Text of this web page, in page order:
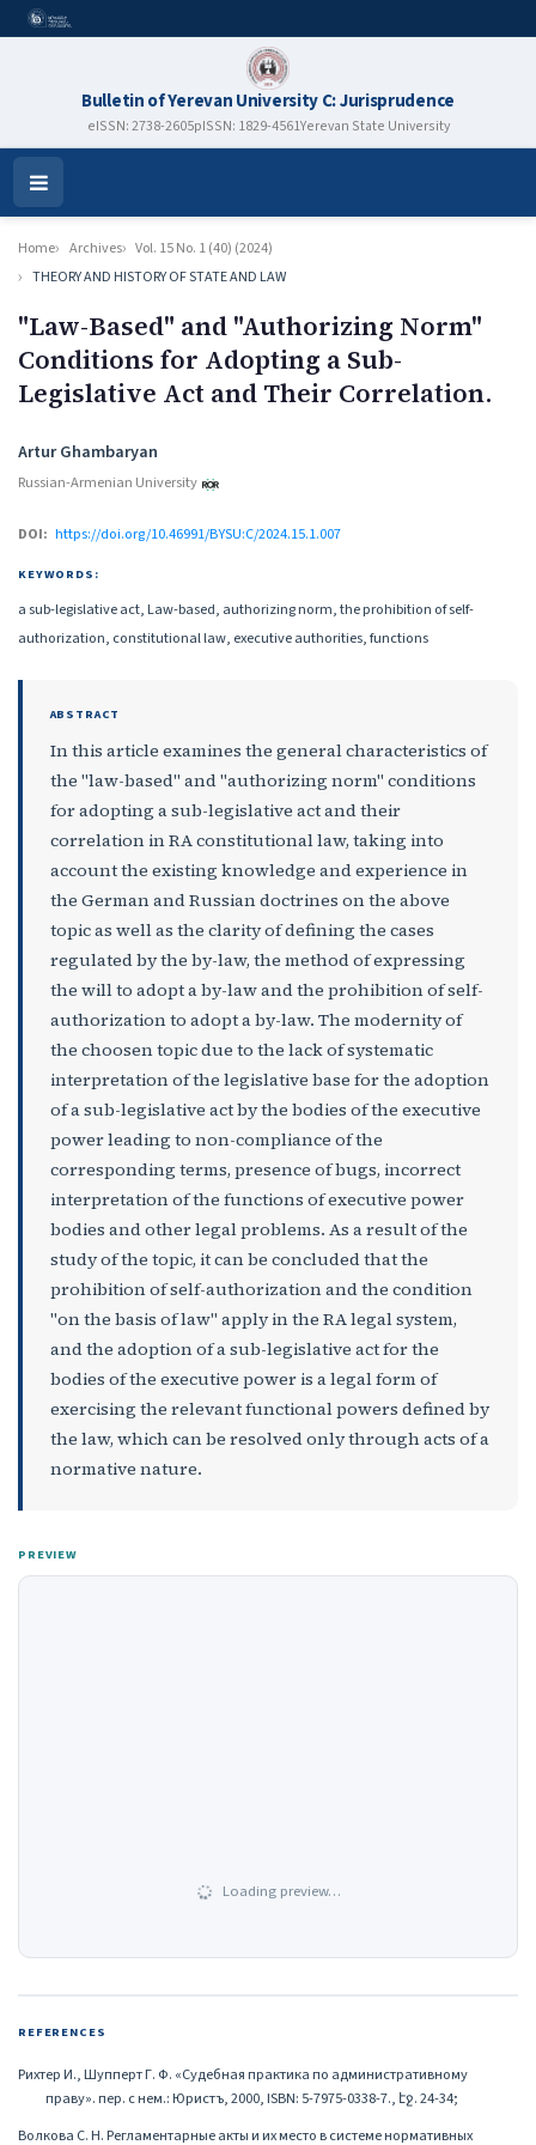
Bulletin of Yerevan University C: Jurisprudence
eISSN: 2738-2605pISSN: 1829-4561Yerevan State University
Open
Menu
Home Archives
Vol. 15 No. 1 (40) (2024)
THEORY AND HISTORY OF STATE AND LAW
"Law-Based" and "Authorizing Norm"
Conditions for Adopting a Sub-
Legislative Act and Their Correlation.
Authors
Artur Ghambaryan
Russian-Armenian University
DOI: https://doi.org/10.46991/BYSU:C/2024.15.1.007
KEYWORDS:
a sub-legislative act, Law-based, authorizing norm, the prohibition of self-
authorization, constitutional law, executive authorities, functions
ABSTRACT
In this article examines the general characteristics of
the "law-based" and "authorizing norm" conditions
for adopting a sub-legislative act and their
correlation in RA constitutional law, taking into
account the existing knowledge and experience in
the German and Russian doctrines on the above
topic as well as the clarity of defining the cases
regulated by the by-law, the method of expressing
the will to adopt a by-law and the prohibition of self-
authorization to adopt a by-law. The modernity of
the choosen topic due to the lack of systematic
interpretation of the legislative base for the adoption
of a sub-legislative act by the bodies of the executive
power leading to non-compliance of the
corresponding terms, presence of bugs, incorrect
interpretation of the functions of executive power
bodies and other legal problems. As a result of the
study of the topic, it can be concluded that the
prohibition of self-authorization and the condition
"on the basis of law" apply in the RA legal system,
and the adoption of a sub-legislative act for the
bodies of the executive power is a legal form of
exercising the relevant functional powers defined by
the law, which can be resolved only through acts of a
normative nature.
PREVIEW
Loading preview…
REFERENCES
Рихтер И., Шупперт Г. Ф. «Судебная практика по административному
праву». пер. с нем.: Юристъ, 2000, ISBN: 5-7975-0338-7., էջ. 24-34;
Волкова С. Н. Регламентарные акты и их место в системе нормативных